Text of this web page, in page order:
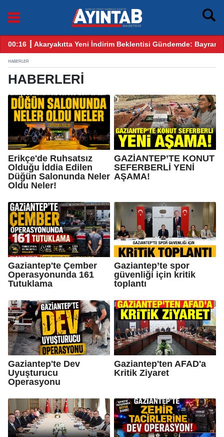
İndirim Beklentisi Gündemde: Bayram Öncesi Gözler Benzin ve
12:25 ┋ CHP Gaziantep
HABERLER
HABERLERI
Erikçe'de Ruhsatsız
Olduğu İddia Edilen
Düğün Salonunda Neler
Oldu Neler!
GAZİANTEP’TE KONUT
SEFERBERLİ YENİ
AŞAMA!
Gaziantep'te Çember
Operasyonunda 161
Tutuklama
Gaziantep’te spor
güvenliği için kritik
toplantı
Gaziantep'te Dev
Uyuşturucu
Operasyonu
Gaziantep'ten AFAD'a
Kritik Ziyaret